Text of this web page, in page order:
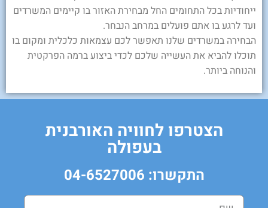
ייחודיות בכל התחומים החל מבחירת האזור בו קיימים המשרדים
ועד לרגע בו אתם פועלים במרחב הנבחר.
הבחירה במשרדים שלנו תאפשר לכם עצמאות כלכלית ומקום בו
תוכלו להביא את העשייה שלכם לכדי ביצוע ברמה הפרקטית
והנוחה ביותר.
הצטרפו לחוויה האורבנית
בעפולה
התקשרו: 04-6527006